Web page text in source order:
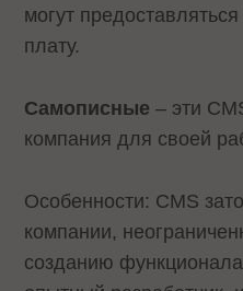
могут
плату.
Самописные – эти
компания для своей
Особенности: CMS
компании,
созданию функционала